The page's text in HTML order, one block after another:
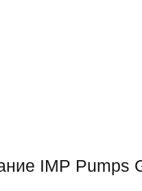
IMP Pumps